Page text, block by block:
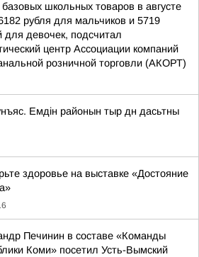
школьных товаров в августе
рубля для мальчиков и 5719
для девочек, подсчитал
центр Ассоциации компаний
розничной торговли (АКОРТ)
Емдін районын тыр дн дасьтны
здоровье на выставке «Достояние
Печинин в составе «Команды
Коми» посетил Усть-Вымский